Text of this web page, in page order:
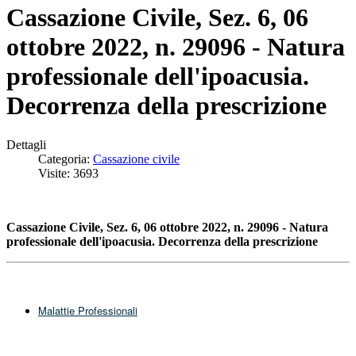
Cassazione Civile, Sez. 6, 06
ottobre 2022, n. 29096 - Natura
professionale dell'ipoacusia.
Decorrenza della prescrizione
Dettagli
Categoria: Cassazione civile
Visite: 3693
Cassazione Civile, Sez. 6, 06 ottobre 2022, n. 29096 - Natura
professionale dell'ipoacusia. Decorrenza della prescrizione
Malattie Professionali